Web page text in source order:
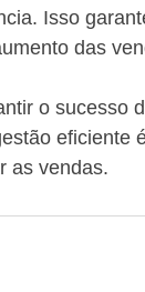
Isso
das
o sucesso
eficiente
as vendas.